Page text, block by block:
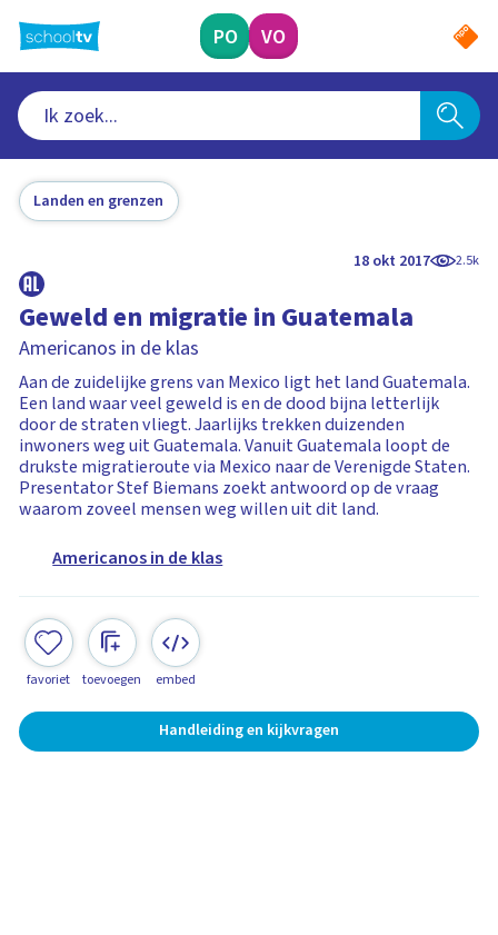
naar
hoofdinhoud
PO VO
Landen en grenzen
18 okt 2017 2.5k
Geweld en migratie in Guatemala
Americanos in de klas
Aan de zuidelijke grens van Mexico ligt het land Guatemala.
Een land waar veel geweld is en de dood bijna letterlijk
door de straten vliegt. Jaarlijks trekken duizenden
inwoners weg uit Guatemala. Vanuit Guatemala loopt de
drukste migratieroute via Mexico naar de Verenigde Staten.
Presentator Stef Biemans zoekt antwoord op de vraag
waarom zoveel mensen weg willen uit dit land.
Americanos in de klas
favoriet toevoegen embed
Handleiding en kijkvragen